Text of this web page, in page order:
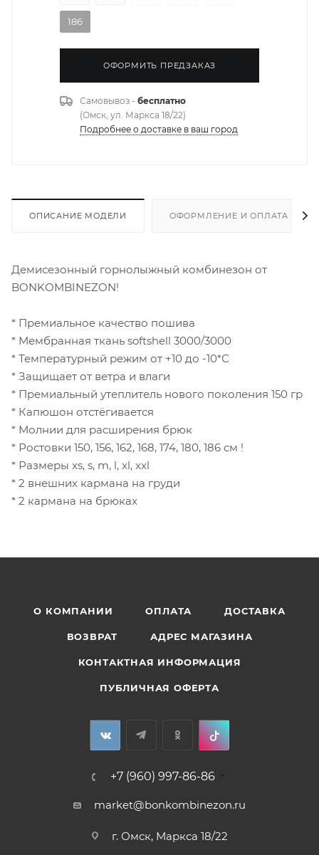
186
ОФОРМИТЬ ПРЕДЗАКАЗ
Самовывоз - бесплатно
(Омск, ул. Маркса 18/22)
Подробнее о доставке в ваш город
ОПИСАНИЕ МОДЕЛИ ОФОРМЛЕНИЕ И ОПЛАТА
Демисезонный горнолыжный комбинезон от
BONKOMBINEZON!
* Премиальное качество пошива
* Мембранная ткань softshell 3000/3000
* Температурный режим от +10 до -10*С
* Защищает от ветра и влаги
* Премиальный утеплитель нового поколения 150 гр
* Капюшон отстёгивается
* Молнии для расширения брюк
* Ростовки 150, 156, 162, 168, 174, 180, 186 см !
* Размеры xs, s, m, l, xl, xxl
* 2 внешних кармана на груди
* 2 кармана на брюках
О КОМПАНИИ ОПЛАТА ДОСТАВКА
ВОЗВРАТ АДРЕС МАГАЗИНА
КОНТАКТНАЯ ИНФОРМАЦИЯ
ПУБЛИЧНАЯ ОФЕРТА
+7 (960) 997-86-86
market@bonkombinezon.ru
г. Омск, Маркса 18/22